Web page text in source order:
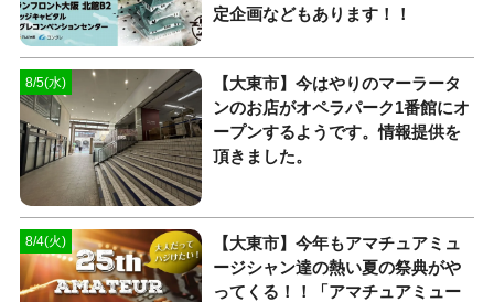
定企画などもあります！！
8/5(水)
【大東市】今はやりのマーラータ
ンのお店がオペラパーク1番館にオ
ープンするようです。情報提供を
頂きました。
8/4(火)
【大東市】今年もアマチュアミュ
ージシャン達の熱い夏の祭典がや
ってくる！！「アマチュアミュー